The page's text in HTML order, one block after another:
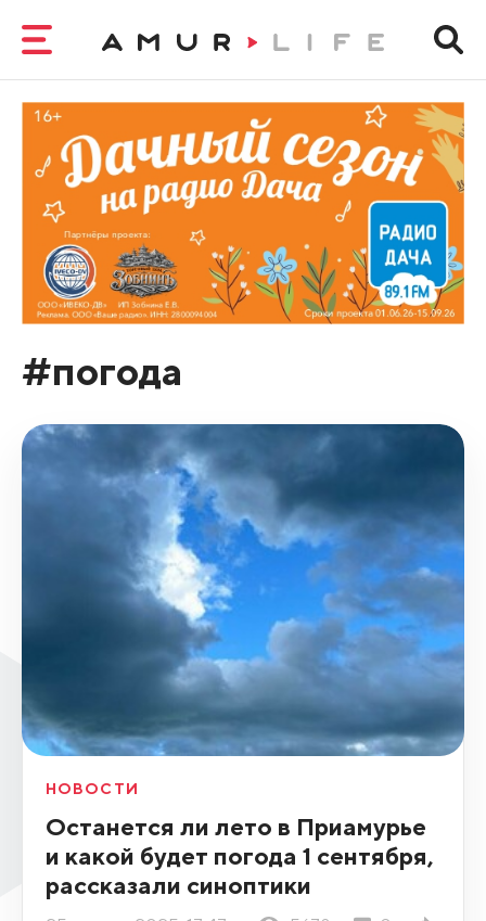
#погода
НОВОСТИ
Останется ли лето в Приамурье
и какой будет погода 1 сентября,
рассказали синоптики